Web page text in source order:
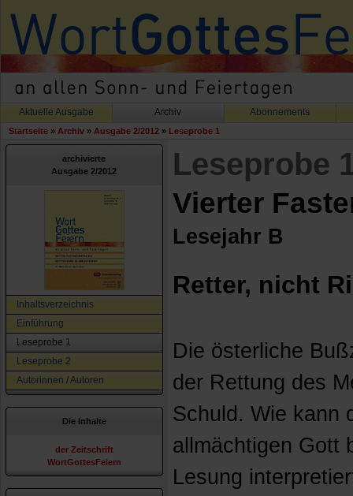
Aktuelle Ausgabe Archiv Abonnements
Startseite » Archiv » Ausgabe 2/2012 » Leseprobe 1
archivierte
Ausgabe 2/2012
Inhaltsverzeichnis
Einführung
Leseprobe 1
Leseprobe 2
Autorinnen / Autoren
Die Inhalte
der Zeitschrift
WortGottesFeiern
Leseprobe
Vierter
Lesejahr B
Retter, nicht
Die österliche
der Rettung des
Schuld. Wie kann
allmächtigen Gott
Lesung